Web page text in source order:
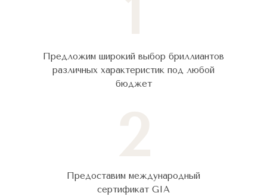
Предложим широкий выбор бриллиантов
различных характеристик под любой
бюджет
Предоставим международный
сертификат GIA